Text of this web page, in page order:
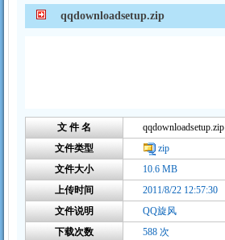
qqdownloadsetup.zip
文 件 名
qqdownloadsetup.zip
文件类型
zip
文件大小
10.6 MB
上传时间
2011/8/22 12:57:30
文件说明
QQ旋风
下载次数
588 次